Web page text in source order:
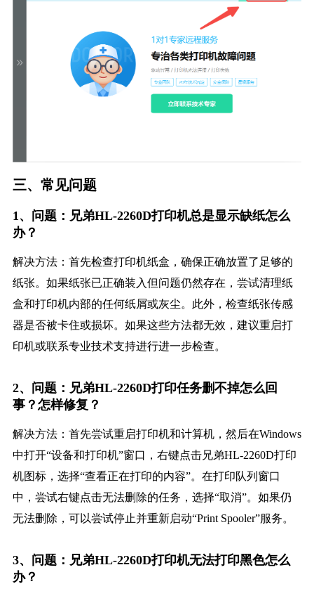
三、常见问题
1、问题：兄弟HL-2260D打印机总是显示缺纸怎么
办？
解决方法：首先检查打印机纸盒，确保正确放置了足够的
纸张。如果纸张已正确装入但问题仍然存在，尝试清理纸
盒和打印机内部的任何纸屑或灰尘。此外，检查纸张传感
器是否被卡住或损坏。如果这些方法都无效，建议重启打
印机或联系专业技术支持进行进一步检查。
2、问题：兄弟HL-2260D打印任务删不掉怎么回
事？怎样修复？
解决方法：首先尝试重启打印机和计算机，然后在Windows
中打开“设备和打印机”窗口，右键点击兄弟HL-2260D打印
机图标，选择“查看正在打印的内容”。在打印队列窗口
中，尝试右键点击无法删除的任务，选择“取消”。如果仍
无法删除，可以尝试停止并重新启动“Print Spooler”服务。
3、问题：兄弟HL-2260D打印机无法打印黑色怎么
办？